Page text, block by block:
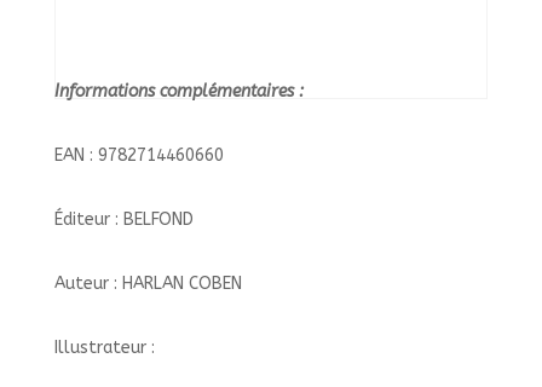
Informations complémentaires :
EAN : 9782714460660
Éditeur : BELFOND
Auteur : HARLAN COBEN
Illustrateur :